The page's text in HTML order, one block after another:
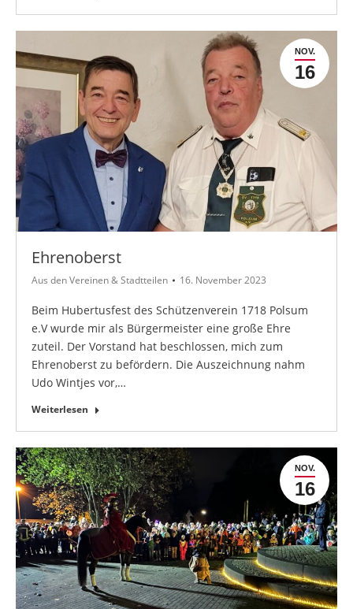
NOV.
16
Ehrenoberst
Aus den Vereinen & Stadtteilen 16. November 2023
Beim Hubertusfest des Schützenverein 1718 Polsum
e.V wurde mir als Bürgermeister eine große Ehre
zuteil. Der Vorstand hat beschlossen, mich zum
Ehrenoberst zu befördern. Die Auszeichnung nahm
Udo Wintjes vor,…
Weiterlesen
NOV.
16